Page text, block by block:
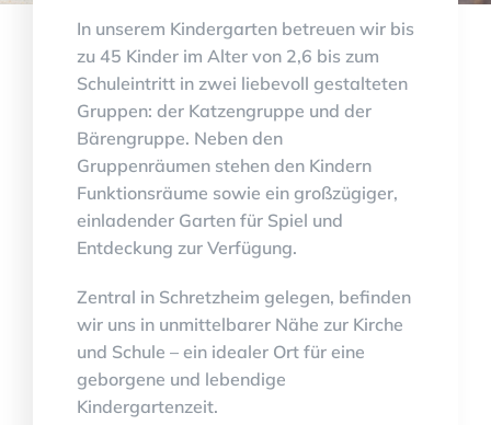
In unserem Kindergarten betreuen wir bis
zu 45 Kinder im Alter von 2,6 bis zum
Schuleintritt in zwei liebevoll gestalteten
Gruppen: der Katzengruppe und der
Bärengruppe. Neben den
Gruppenräumen stehen den Kindern
Funktionsräume sowie ein großzügiger,
einladender Garten für Spiel und
Entdeckung zur Verfügung.
Zentral in Schretzheim gelegen, befinden
wir uns in unmittelbarer Nähe zur Kirche
und Schule – ein idealer Ort für eine
geborgene und lebendige
Kindergartenzeit.